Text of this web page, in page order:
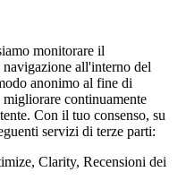
monitorare il
all'interno del
anonimo al fine di
continuamente
Con il tuo consenso, su
servizi di terze parti:
Clarity, Recensioni dei